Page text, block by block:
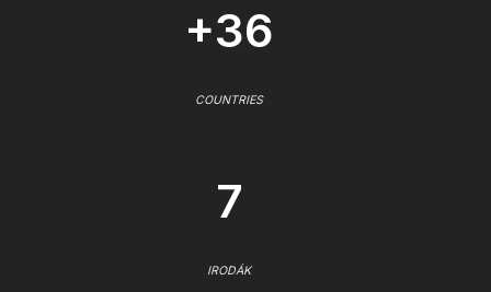
+36
COUNTRIES
7
IRODÁK